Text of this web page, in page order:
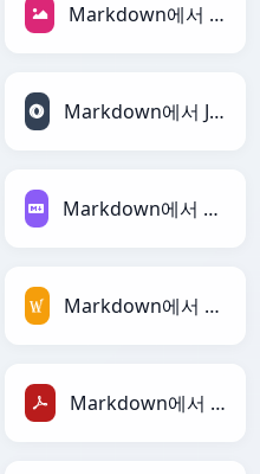
Markdown에서 JPEG로
Markdown에서 JSONLines로
Markdown에서 Markdown로
Markdown에서 MediaWiki로
Markdown에서 PDF로